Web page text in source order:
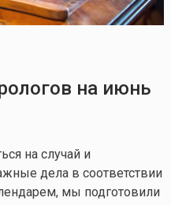
на июнь
на случай и
дела в соответствии
мы подготовили